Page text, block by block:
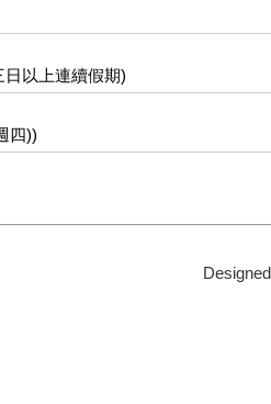
以上連續假期)
四))